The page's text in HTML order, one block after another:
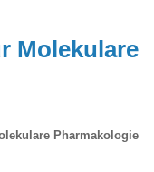
Molekulare
Pharmakologie